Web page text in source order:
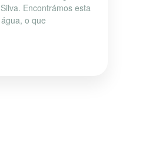
Encontrámos esta
o que